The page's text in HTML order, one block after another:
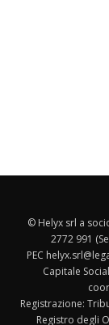
© Helyx srl a
2772 991
PEC
Capitale
Registrazione:
Registro degli